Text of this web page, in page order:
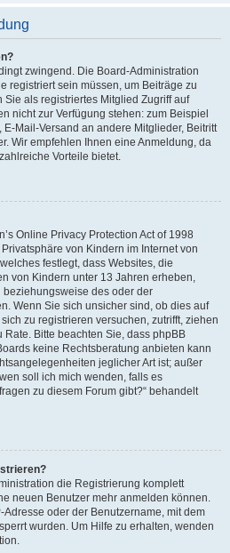
zwingend. Die Board-Administration
registriert sein müssen, um Beiträge zu
als registriertes Mitglied Zugriff auf
nicht zur Verfügung stehen: zum Beispiel
Mail-Versand an andere Mitglieder, Beitritt
Wir empfehlen Ihnen eine Anmeldung, da
Vorteile bietet.
Online Privacy Protection Act of 1998
von Kindern im Internet von
festlegt, dass Websites, die
von Kindern unter 13 Jahren erheben,
beziehungsweise des oder der
Wenn Sie sich unsicher sind, ob dies auf
zu registrieren versuchen, zutrifft, ziehen
Bitte beachten Sie, dass phpBB
keine Rechtsberatung anbieten kann
jeglicher Art ist; außer
soll ich mich wenden, falls es
zu diesem Forum gibt?“ behandelt
die Registrierung komplett
neuen Benutzer mehr anmelden können.
Adresse oder der Benutzername, mit dem
wurden. Um Hilfe zu erhalten, wenden